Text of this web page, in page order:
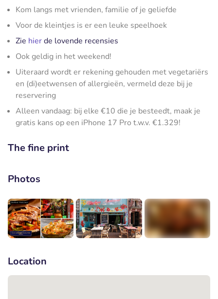
Kom langs met vrienden, familie of je geliefde
Voor de kleintjes is er een leuke speelhoek
Zie hierde lovende recensies
Ook geldig in het weekend!
Uiteraard wordt er rekening gehouden met vegetariërs
en (di)eetwensen of allergieën, vermeld deze bij je
reservering
Alleen vandaag: bij elke €10 die je besteedt, maak je
gratis kans op een iPhone 17 Pro t.w.v. €1.329!
The fine print
Photos
Location